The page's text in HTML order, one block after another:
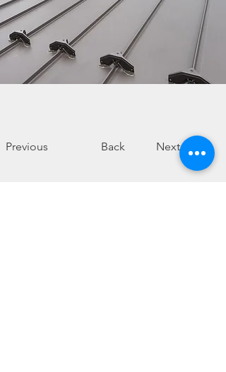
Previous Back Next